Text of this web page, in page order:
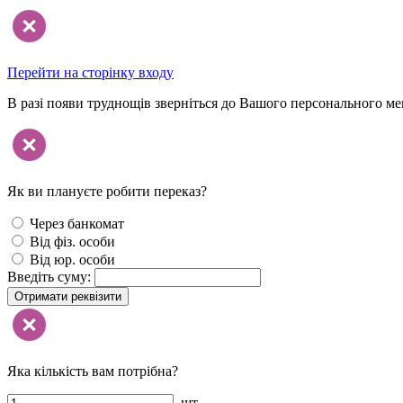
Перейти на сторінку входу
В разі появи труднощів зверніться до Вашого персонального
Як ви плануєте робити переказ?
Через банкомат
Від фіз. особи
Від юр. особи
Введіть суму:
Отримати реквізити
Яка кількість вам потрібна?